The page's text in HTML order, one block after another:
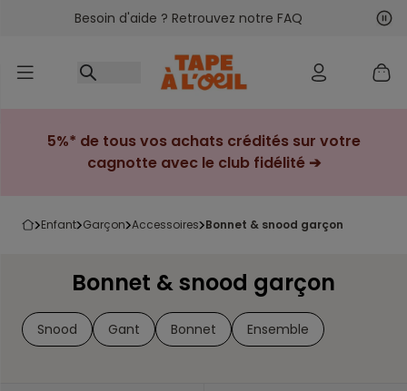
Accéder au contenu
Besoin d'aide ? Retrouvez notre FAQ
5%* de tous vos achats crédités sur votre
cagnotte avec le club fidélité ➔
enfant garçon accessoires bonnet & snood garçon
Bonnet & snood garçon
Snood Gant Bonnet Ensemble